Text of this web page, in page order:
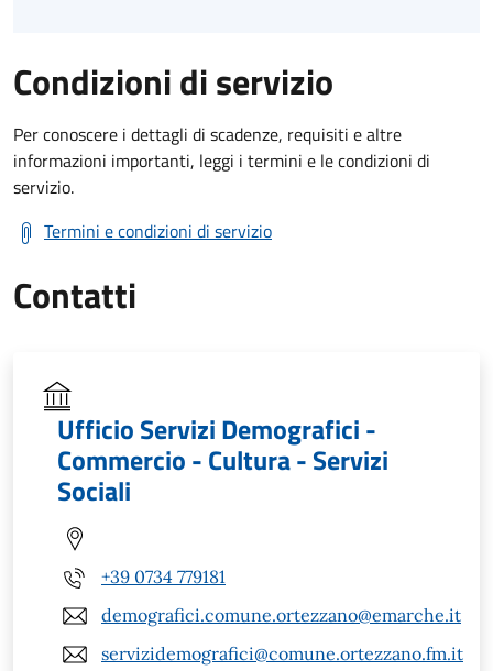
Condizioni di servizio
Per conoscere i dettagli di scadenze, requisiti e altre
informazioni importanti, leggi i termini e le condizioni di
servizio.
Termini e condizioni di servizio
Contatti
Ufficio Servizi Demografici -
Commercio - Cultura - Servizi
Sociali
+39 0734 779181
demografici.comune.ortezzano@emarche.it
servizidemografici@comune.ortezzano.fm.it